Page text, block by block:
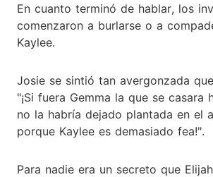
En cuanto terminó de hablar, los
comenzaron a burlarse o a
Kaylee.
Josie se sintió tan avergonzada
"¡Si fuera Gemma la que se casara
no la habría dejado plantada en el
porque Kaylee es demasiado fea!".
Para nadie era un secreto que